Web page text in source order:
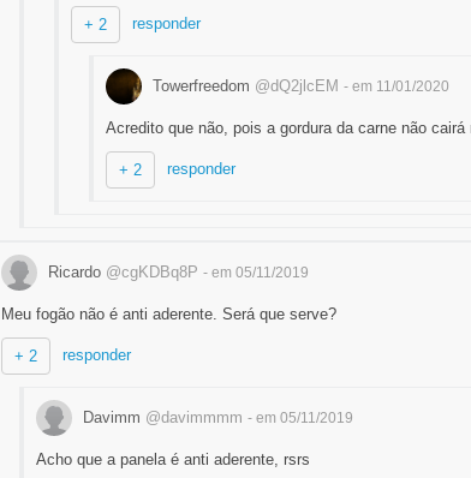
+ 2 responder
Towerfreedom @dQ2jlcEM - em 11/01/2020
Acredito que não, pois a gordura da carne não cairá
+ 2 responder
Ricardo @cgKDBq8P - em 05/11/2019
Meu fogão não é anti aderente. Será que serve?
+ 2 responder
Davimm @davimmmm - em 05/11/2019
Acho que a panela é anti aderente, rsrs